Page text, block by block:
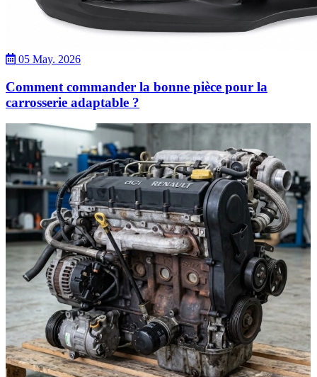
05 May. 2026
Comment commander la bonne pièce pour la
carrosserie adaptable ?